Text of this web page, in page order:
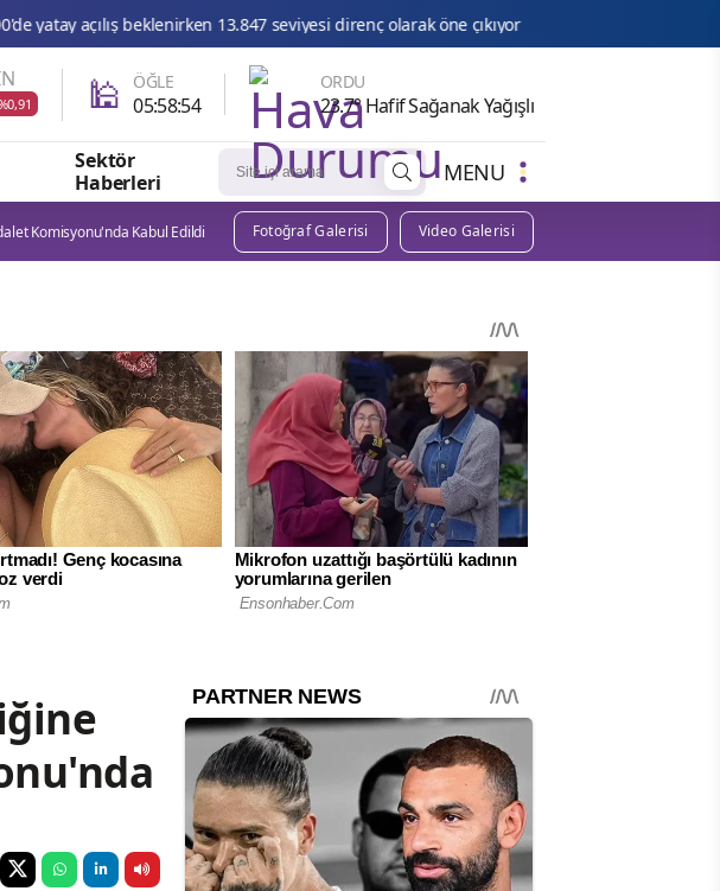
13.847 seviyesi direnç olarak öne çıkıyor Meteoroloji’den Güneydoğu Anadolu için toz
🕌 ÖĞLE
05:58:51
ORDU
23.7° Hafif Sağanak Yağışlı
Sektör
Haberleri
MENU
Komisyonu'nda Kabul Edildi Fotoğraf Galerisi Video Galerisi